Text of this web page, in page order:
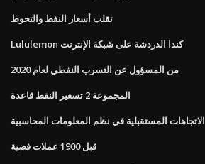
تقلب أسعار النفط والتحوط
Lululemon كندا الدردشة على شبكة الإنترنت
من المسؤول عن التسرب النفطي لعام 2020
المجموعة 2 تسعير النفط قاعدة
الاتجاهات المستقبلية في نظم المعلومات المحاسبية
قبل 1900 عملات فضية